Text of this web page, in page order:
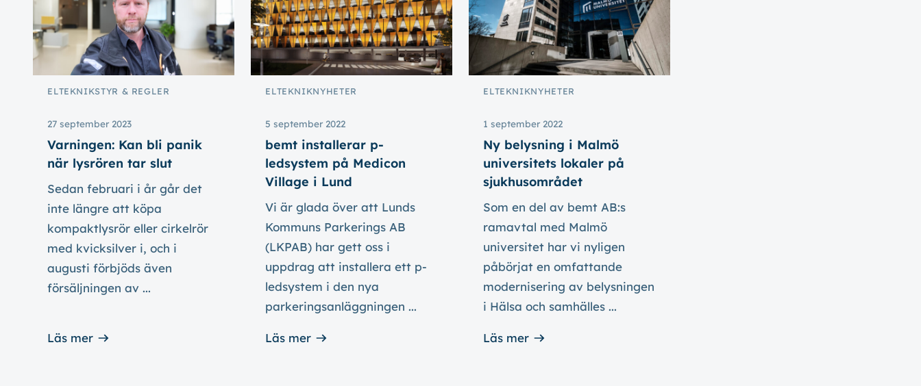
ELTEKNIKSTYR & REGLER
27 september 2023
Varningen: Kan bli panik
när lysrören tar slut
Sedan februari i år går det
inte längre att köpa
kompaktlysrör eller cirkelrör
med kvicksilver i, och i
augusti förbjöds även
försäljningen av ...
Läs mer
ELTEKNIKNYHETER
5 september 2022
bemt installerar p-
ledsystem på Medicon
Village i Lund
Vi är glada över att Lunds
Kommuns Parkerings AB
(LKPAB) har gett oss i
uppdrag att installera ett p-
ledsystem i den nya
parkeringsanläggningen ...
Läs mer
ELTEKNIKNYHETER
1 september 2022
Ny belysning i Malmö
universitets lokaler på
sjukhusområdet
​​Som en del av bemt AB:s
ramavtal med Malmö
universitet har vi nyligen
påbörjat en omfattande
modernisering av belysningen
i Hälsa och samhälles ...
Läs mer